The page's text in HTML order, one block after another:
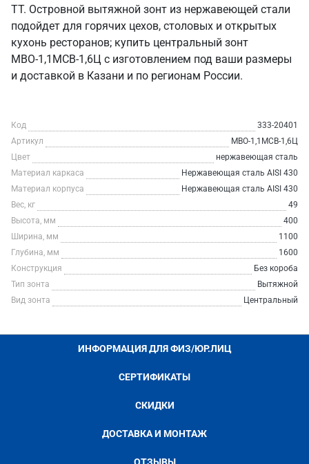
ТТ. Островной вытяжной зонт из нержавеющей стали
подойдет для горячих цехов, столовых и открытых
кухонь ресторанов; купить центральный зонт
МВО-1,1МСВ-1,6Ц с изготовлением под ваши размеры
и доставкой в Казани и по регионам России.
Код
333-20401
Артикул
МВО-1,1МСВ-1,6Ц
Цвет
нержавеющая сталь
Материал каркаса
Нержавеющая сталь AISI 430
Материал корпуса
Нержавеющая сталь AISI 430
Вес, кг
49
Высота, мм
400
Ширина, мм
1100
Глубина, мм
1600
Конструкция
Без короба
Тип зонта
Вытяжной
Вид зонта
Центральный
ИНФОРМАЦИЯ ДЛЯ ФИЗ/ЮР.ЛИЦ
СЕРТИФИКАТЫ
СКИДКИ
ДОСТАВКА И МОНТАЖ